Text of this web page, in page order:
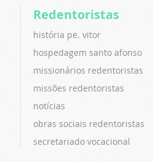
Redentoristas
história pe. vitor
hospedagem santo afonso
missionários redentoristas
missões redentoristas
notícias
obras sociais redentoristas
secretariado vocacional